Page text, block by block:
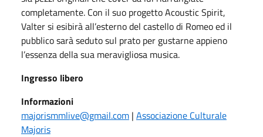
completamente. Con il suo progetto Acoustic Spirit,
Valter si esibirà all’esterno del castello di Romeo ed il
pubblico sarà seduto sul prato per gustarne appieno
l’essenza della sua meravigliosa musica.
Ingresso libero
Informazioni
majorismmlive@gmail.com | Associazione Culturale
Majoris